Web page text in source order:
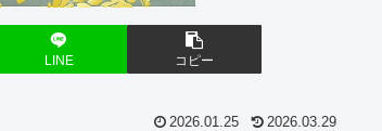
LINE コピー
2026.01.25 2026.03.29